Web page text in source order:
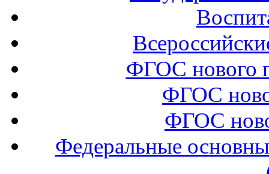
ФГОС нового
ФГОС
ФГОС
Федеральные